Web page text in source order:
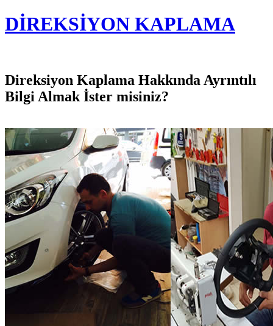
DİREKSİYON KAPLAMA
Direksiyon Kaplama Hakkında Ayrıntılı
Bilgi Almak İster misiniz?